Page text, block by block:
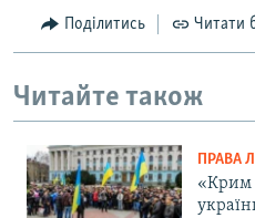
Поділитись Читати
Читайте також
ПРАВА
«Крим